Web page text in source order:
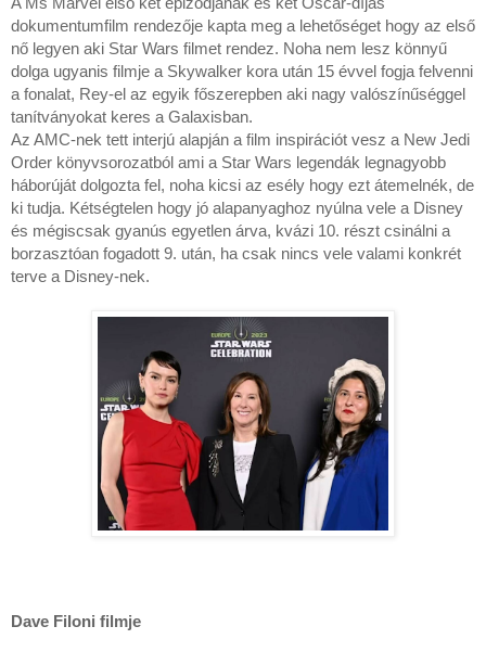
A Ms Marvel első két epizódjának és két Oscar-díjas
dokumentumfilm rendezője kapta meg a lehetőséget hogy az első
nő legyen aki Star Wars filmet rendez. Noha nem lesz könnyű
dolga ugyanis filmje a Skywalker kora után 15 évvel fogja felvenni
a fonalat, Rey-el az egyik főszerepben aki nagy valószínűséggel
tanítványokat keres a Galaxisban.
Az AMC-nek tett interjú alapján a film inspirációt vesz a New Jedi
Order könyvsorozatból ami a Star Wars legendák legnagyobb
háborúját dolgozta fel, noha kicsi az esély hogy ezt átemelnék, de
ki tudja. Kétségtelen hogy jó alapanyaghoz nyúlna vele a Disney
és mégiscsak gyanús egyetlen árva, kvázi 10. részt csinálni a
borzasztóan fogadott 9. után, ha csak nincs vele valami konkrét
terve a Disney-nek.
Dave Filoni filmje